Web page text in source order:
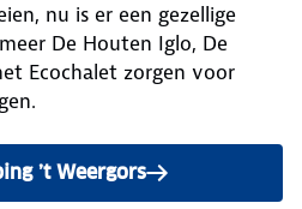
nu is er een gezellige
De Houten Iglo, De
Ecochalet zorgen voor
’t Weergors